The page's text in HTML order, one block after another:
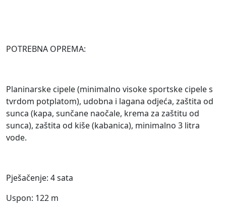
POTREBNA OPREMA:
Planinarske cipele (minimalno visoke sportske cipele s
tvrdom potplatom), udobna i lagana odjeća, zaštita od
sunca (kapa, sunčane naočale, krema za zaštitu od
sunca), zaštita od kiše (kabanica), minimalno 3 litra
vode.
Pješačenje: 4 sata
Uspon: 122 m